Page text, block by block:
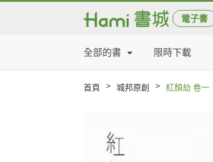
電子書
全部的書 限時下載
首頁 > 城邦原創 > 紅顏劫 卷一